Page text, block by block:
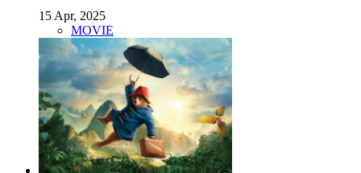
15 Apr, 2025
MOVIE